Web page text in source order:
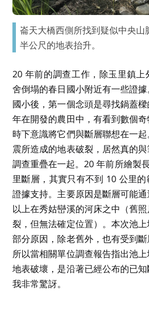
崙天大橋西側所找到疑似中央山
半公尺的地表抬升。
20 年前的調查工作，除玉里鎮上
舍倒塌的春日國小附近有一些證
國小後，第一個念頭是尋找鍋蓋
年在開發的農田中，有看到數個
時下意識將它們與斷層聯想在一
震所造成的地表破裂，居然真的
調查重疊在一起。20 年前所繪製
里斷層，其實只有不到 10 公里
證據支持。主要原因是斷層可能
以上在秀姑巒溪的河床之中（舊
裂，但無法確定位置）。本次池
部分原因，除老舊外，也有受到斷
所以當相關單位調查報告指出池
地表破壞，是沿著已經公布的已
我非常驚訝。